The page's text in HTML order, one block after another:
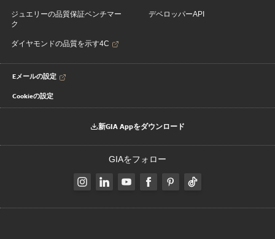
ジュエリーの品質保証ベンチマー
ク
ダイヤモンドの品質を示す4C
デベロッパーAPI
Eメールの設定
Cookieの設定
新GIA Appをダウンロード
GIAをフォロー